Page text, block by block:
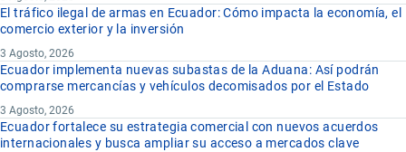
El tráfico ilegal de armas en Ecuador: Cómo impacta la economía, el
comercio exterior y la inversión
3 Agosto, 2026
Ecuador implementa nuevas subastas de la Aduana: Así podrán
comprarse mercancías y vehículos decomisados por el Estado
3 Agosto, 2026
Ecuador fortalece su estrategia comercial con nuevos acuerdos
internacionales y busca ampliar su acceso a mercados clave